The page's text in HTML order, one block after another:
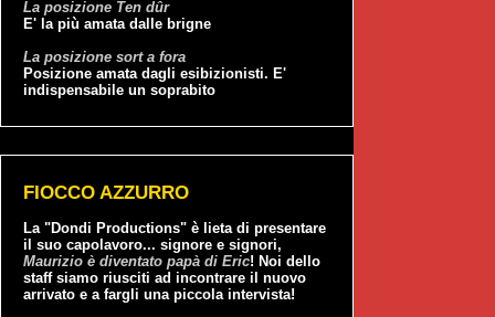
La posizione Ten dûr
E' la più amata dalle brigne
La posizione sort a fora
Posizione amata dagli esibizionisti. E'
indispensabile un soprabito
FIOCCO AZZURRO
La "Dondi Productions" è lieta di presentare
il suo capolavoro... signore e signori,
Maurizio è diventato papà di Eric! Noi dello
staff siamo riusciti ad incontrare il nuovo
arrivato e a fargli una piccola intervista!